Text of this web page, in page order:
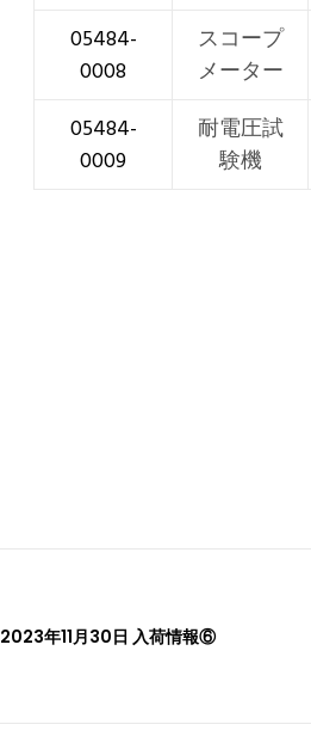
05484-
0008
スコープ
メーター
05484-
0009
耐電圧試
験機
2023年11月30日 入荷情報⑥